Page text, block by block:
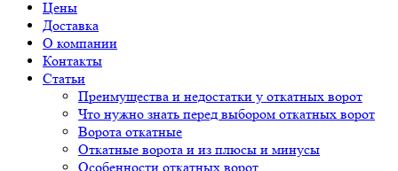
Цены
Доставка
О компании
Контакты
Статьи
Преимущества и недостатки у откатных ворот
Что нужно знать перед выбором откатных ворот
Ворота откатные
Откатные ворота и из плюсы и минусы
Особенности откатных ворот